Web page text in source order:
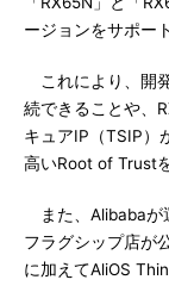
ージョンをサポー
これにより、開
続できることや、
キュアIP（TSIP）
高いRoot of Trust
また、Alibabaが
フラグシップ店が
に加えてAliOS